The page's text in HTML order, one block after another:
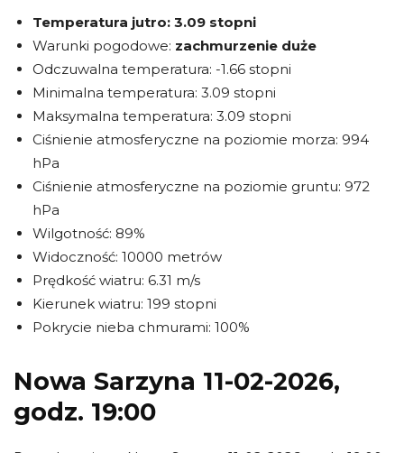
Temperatura jutro: 3.09 stopni
Warunki pogodowe: zachmurzenie duże
Odczuwalna temperatura: -1.66 stopni
Minimalna temperatura: 3.09 stopni
Maksymalna temperatura: 3.09 stopni
Ciśnienie atmosferyczne na poziomie morza: 994
hPa
Ciśnienie atmosferyczne na poziomie gruntu: 972
hPa
Wilgotność: 89%
Widoczność: 10000 metrów
Prędkość wiatru: 6.31 m/s
Kierunek wiatru: 199 stopni
Pokrycie nieba chmurami: 100%
Nowa Sarzyna 11-02-2026,
godz. 19:00